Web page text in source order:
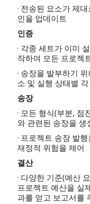
· 전송된 요소가 제
인을 업데이트
인증
· 각종 세트가 이미
작하여 모든 프로젝
· 송장을 발부하기
소 및 실행 상태별
송장
· 모든 형식(부분, 점
와 관련된 송장을 생
· 프로젝트 송장 발
재정적 위험을 제어
결산
· 다양한 기준(예산
프로젝트 예산을 실
과를 얻고 보고서를